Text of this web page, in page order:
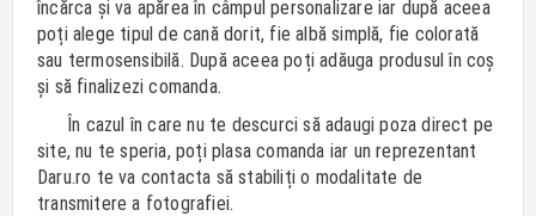
încărca și va apărea în câmpul personalizare iar după aceea
poți alege tipul de cană dorit, fie albă simplă, fie colorată
sau termosensibilă. După aceea poți adăuga produsul în coș
și să finalizezi comanda.
În cazul în care nu te descurci să adaugi poza direct pe
site, nu te speria, poți plasa comanda iar un reprezentant
Daru.ro te va contacta să stabiliți o modalitate de
transmitere a fotografiei.